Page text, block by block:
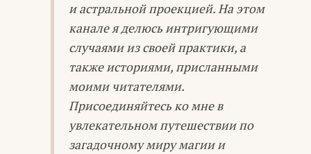
и астральной проекцией. На этом
канале я делюсь интригующими
случаями из своей практики, а
также историями, присланными
моими читателями.
Присоединяйтесь ко мне в
увлекательном путешествии по
загадочному миру магии и